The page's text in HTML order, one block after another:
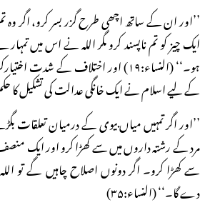
’’اور ان کے ساتھ اچھی طرح گزر بسر کرو، اگر وہ
ایک چیز کو تم ناپسند کرو مگر اللہ نے اس میں
ہو۔‘‘ (النساء:۱۹) اور اختلاف کے
کے لیے اسلام نے ایک خانگی عدالت کی تشکیل کا
’’اور اگر تمہیں میاں بیوی کے درمیان تعلقات
مرد کے رشتہ داروں میں سے کھڑا کرو اور ایک
سے کھڑا کرو۔ اگر دونوں اصلاح چاہیں گے تو
دے گا۔‘‘ (النساء:۳۵)